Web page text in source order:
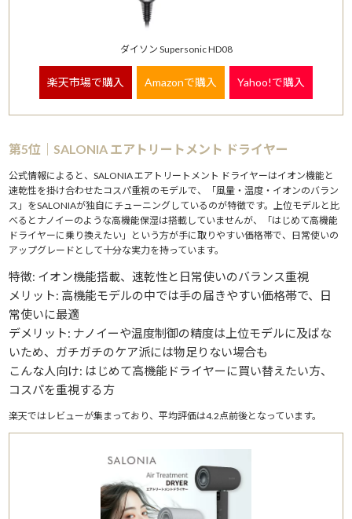
ダイソン Supersonic HD08
楽天市場で購入 Amazonで購入 Yahoo!で購入
第5位｜SALONIA エアトリートメント ドライヤー
公式情報によると、SALONIA エアトリートメント ドライヤーはイオン機能と
速乾性を掛け合わせたコスパ重視のモデルで、「風量・温度・イオンのバラン
ス」をSALONIAが独自にチューニングしているのが特徴です。上位モデルと比
べるとナノイーのような高機能保湿は搭載していませんが、「はじめて高機能
ドライヤーに乗り換えたい」という方が手に取りやすい価格帯で、日常使いの
アップグレードとして十分な実力を持っています。
特徴: イオン機能搭載、速乾性と日常使いのバランス重視
メリット: 高機能モデルの中では手の届きやすい価格帯で、日
常使いに最適
デメリット: ナノイーや温度制御の精度は上位モデルに及ばな
いため、ガチガチのケア派には物足りない場合も
こんな人向け: はじめて高機能ドライヤーに買い替えたい方、
コスパを重視する方
楽天ではレビューが集まっており、平均評価は4.2点前後となっています。